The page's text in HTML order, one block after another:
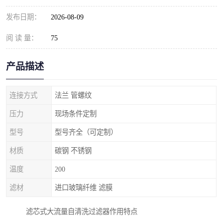
发布日期： 2026-08-09
阅 读 量： 75
产品描述
连接方式 法兰 管螺纹
压力 现场条件定制
型号 型号齐全（可定制）
材质 碳钢 不锈钢
温度 200
滤材 进口玻璃纤维 滤膜
滤芯式大流量自清洗过滤器作用特点